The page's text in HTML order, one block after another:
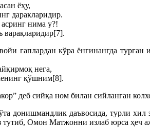
ёҳу,
даракларидир.
нима у?!
варақларидир[7].
гаплардан кўра ёнгинангда
нега,
қўшним[8].
деб сийқа ном билан сийланган
донишмандлик даъвосида, турли
тутиб, Омон Матжонни излаб юрса ҳеч